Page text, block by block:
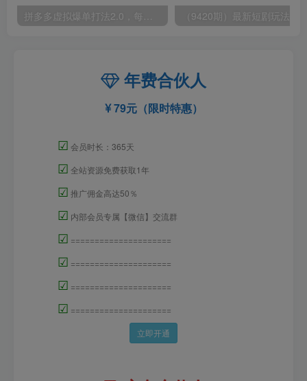
年费合伙人
79元（限时特惠）
☑ 会员时长：365天
☑ 全站资源免费获取1年
☑ 推广佣金高达50％
☑ 内部会员专属【微信】交流群
☑ =====================
☑ =====================
☑ =====================
☑ =====================
立即开通